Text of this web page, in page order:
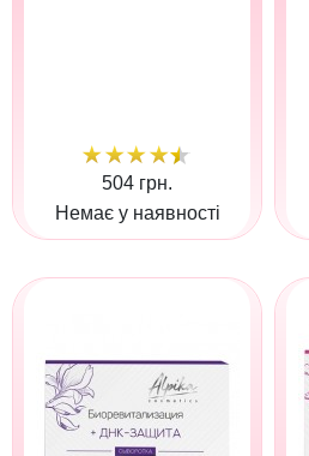
504 грн.
Немає у наявності